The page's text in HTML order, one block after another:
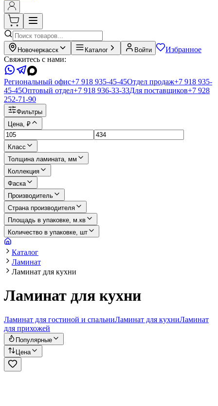
Новочеркасск Каталог Войти
Избранное
Свяжитесь с нами:
Региональный офис+7 918 935-45-45Отдел продаж+7 918 935-
45-45Оптовый отдел+7 918 936-33-33Для поставщиков+7 928
252-71-90
Фильтры
Цена, ₽
Класс
Толщина ламината, мм
Коллекция
Фаска
Производитель
Страна производителя
Площадь в упаковке, м.кв
Количество в упаковке, шт
Каталог
Ламинат
Ламинат для кухни
Ламинат для кухни
Ламинат для гостиной и спальниЛаминат для кухниЛаминат
для прихожей
Популярные
Цена